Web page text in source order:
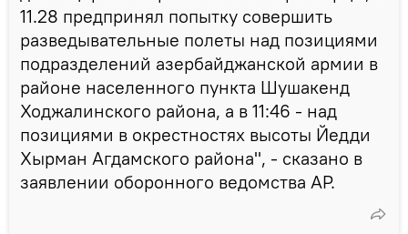
11.28 предпринял попытку совершить
разведывательные полеты над позициями
подразделений азербайджанской армии в
районе населенного пункта Шушакенд
Ходжалинского района, а в 11:46 - над
позициями в окрестностях высоты Йедди
Хырман Агдамского района", - сказано в
заявлении оборонного ведомства АР.